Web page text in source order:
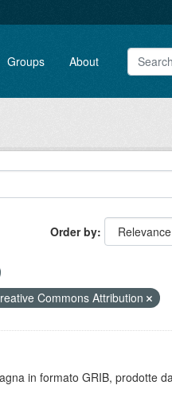
Groups About
Order by
Commons Attribution
in formato GRIB, prodotte